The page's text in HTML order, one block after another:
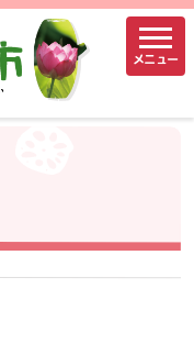
メニュー